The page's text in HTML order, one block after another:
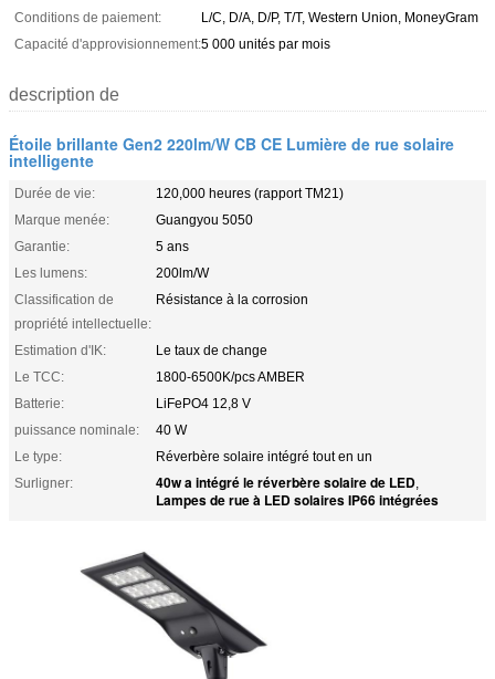
Conditions de paiement:
L/C, D/A, D/P, T/T, Western Union, MoneyGram
Capacité d'approvisionnement:5 000 unités par mois
description de
Étoile brillante Gen2 220lm/W CB CE Lumière de rue solaire
intelligente
Durée de vie:
120,000 heures (rapport TM21)
Marque menée:
Guangyou 5050
Garantie:
5 ans
Les lumens:
200lm/W
Classification de
propriété intellectuelle:
Résistance à la corrosion
Estimation d'IK:
Le taux de change
Le TCC:
1800-6500K/pcs AMBER
Batterie:
LiFePO4 12,8 V
puissance nominale:
40 W
Le type:
Réverbère solaire intégré tout en un
Surligner:
40w a intégré le réverbère solaire de LED,
Lampes de rue à LED solaires IP66 intégrées